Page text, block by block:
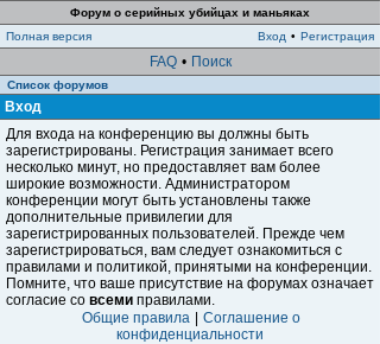
Форум о серийных убийцах и маньяках
Полная версия
Вход • Регистрация
FAQ • Поиск
Список форумов
Вход
Для входа на конференцию вы должны быть
зарегистрированы. Регистрация занимает всего
несколько минут, но предоставляет вам более
широкие возможности. Администратором
конференции могут быть установлены также
дополнительные привилегии для
зарегистрированных пользователей. Прежде чем
зарегистрироваться, вам следует ознакомиться с
правилами и политикой, принятыми на конференции.
Помните, что ваше присутствие на форумах означает
согласие со всеми правилами.
Общие правила
Соглашение о
конфиденциальности